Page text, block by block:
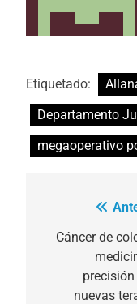
Etiquetado:
Departamento
megaoperativo
de
entradas
Cáncer de
nuevas